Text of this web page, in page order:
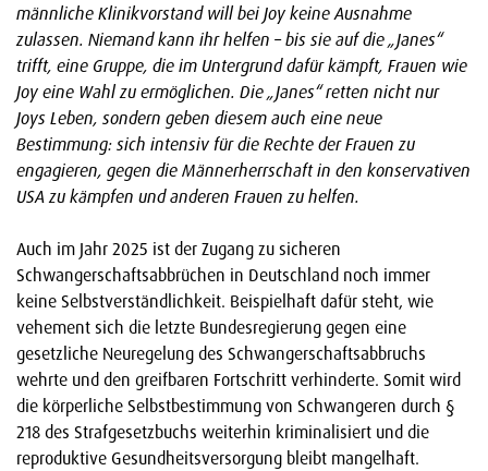
männliche Klinikvorstand will bei Joy keine Ausnahme
zulassen. Niemand kann ihr helfen – bis sie auf die „Janes“
trifft, eine Gruppe, die im Untergrund dafür kämpft, Frauen wie
Joy eine Wahl zu ermöglichen. Die „Janes“ retten nicht nur
Joys Leben, sondern geben diesem auch eine neue
Bestimmung: sich intensiv für die Rechte der Frauen zu
engagieren, gegen die Männerherrschaft in den konservativen
USA zu kämpfen und anderen Frauen zu helfen.
Auch im Jahr 2025 ist der Zugang zu sicheren
Schwangerschaftsabbrüchen in Deutschland noch immer
keine Selbstverständlichkeit. Beispielhaft dafür steht, wie
vehement sich die letzte Bundesregierung gegen eine
gesetzliche Neuregelung des Schwangerschaftsabbruchs
wehrte und den greifbaren Fortschritt verhinderte. Somit wird
die körperliche Selbstbestimmung von Schwangeren durch §
218 des Strafgesetzbuchs weiterhin kriminalisiert und die
reproduktive Gesundheitsversorgung bleibt mangelhaft.